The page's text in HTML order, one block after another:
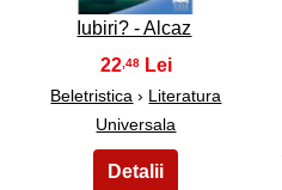
Iubiri? - Alcaz
22 ,48
Beletristica › Literatura
Universala